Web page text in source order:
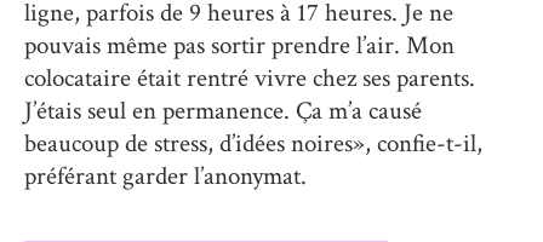
ligne, parfois de 9 heures à 17 heures. Je ne
pouvais même pas sortir prendre l’air. Mon
colocataire était rentré vivre chez ses parents.
J’étais seul en permanence. Ça m’a causé
beaucoup de stress, d’idées noires», confie-t-il,
préférant garder l’anonymat.